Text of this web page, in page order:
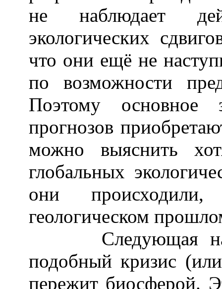
не наблюдает
экологических
что они ещё не
по возможности
Поэтому основное
прогнозов
можно выяснить
глобальных
они
геологическом
Следующая наша
подобный кризис
пережит биосферой.